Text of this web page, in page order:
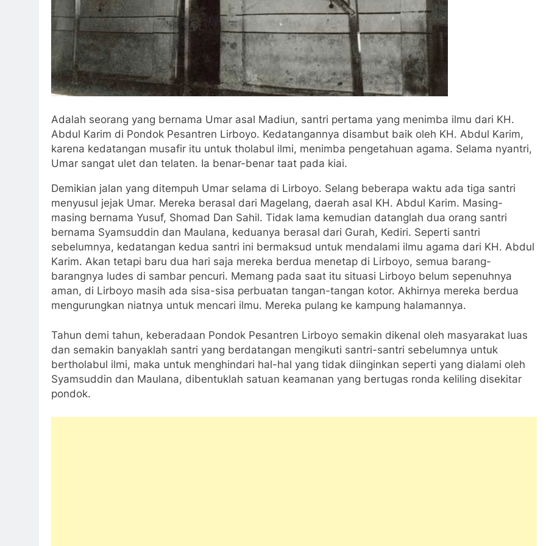
Adalah seorang yang bernama Umar asal Madiun, santri pertama yang menimba ilmu dari KH.
Abdul Karim di Pondok Pesantren Lirboyo. Kedatangannya disambut baik oleh KH. Abdul Karim,
karena kedatangan musafir itu untuk tholabul ilmi, menimba pengetahuan agama. Selama nyantri,
Umar sangat ulet dan telaten. Ia benar-benar taat pada kiai.
Demikian jalan yang ditempuh Umar selama di Lirboyo. Selang beberapa waktu ada tiga santri
menyusul jejak Umar. Mereka berasal dari Magelang, daerah asal KH. Abdul Karim. Masing-
masing bernama Yusuf, Shomad Dan Sahil. Tidak lama kemudian datanglah dua orang santri
bernama Syamsuddin dan Maulana, keduanya berasal dari Gurah, Kediri. Seperti santri
sebelumnya, kedatangan kedua santri ini bermaksud untuk mendalami ilmu agama dari KH. Abdul
Karim. Akan tetapi baru dua hari saja mereka berdua menetap di Lirboyo, semua barang-
barangnya ludes di sambar pencuri. Memang pada saat itu situasi Lirboyo belum sepenuhnya
aman, di Lirboyo masih ada sisa-sisa perbuatan tangan-tangan kotor. Akhirnya mereka berdua
mengurungkan niatnya untuk mencari ilmu. Mereka pulang ke kampung halamannya.
Tahun demi tahun, keberadaan Pondok Pesantren Lirboyo semakin dikenal oleh masyarakat luas
dan semakin banyaklah santri yang berdatangan mengikuti santri-santri sebelumnya untuk
bertholabul ilmi, maka untuk menghindari hal-hal yang tidak diinginkan seperti yang dialami oleh
Syamsuddin dan Maulana, dibentuklah satuan keamanan yang bertugas ronda keliling disekitar
pondok.